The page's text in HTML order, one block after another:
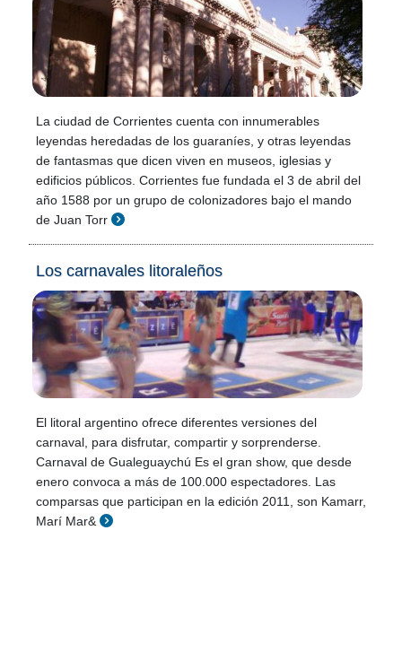
La ciudad de Corrientes cuenta con innumerables
leyendas heredadas de los guaraníes, y otras leyendas
de fantasmas que dicen viven en museos, iglesias y
edificios públicos. Corrientes fue fundada el 3 de abril del
año 1588 por un grupo de colonizadores bajo el mando
de Juan Torr
Los carnavales litoraleños
El litoral argentino ofrece diferentes versiones del
carnaval, para disfrutar, compartir y sorprenderse.
Carnaval de Gualeguaychú Es el gran show, que desde
enero convoca a más de 100.000 espectadores. Las
comparsas que participan en la edición 2011, son Kamarr,
Marí Mar&